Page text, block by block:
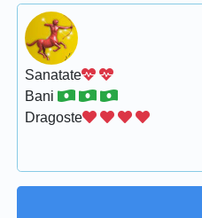
Sanatate
Bani
Dragoste